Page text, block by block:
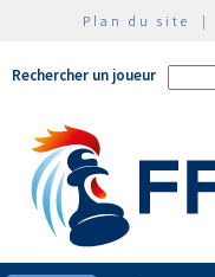
Plan du site |
Rechercher un joueur